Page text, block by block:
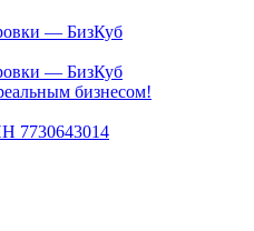
— БизКуб
— БизКуб
бизнесом!
7730643014